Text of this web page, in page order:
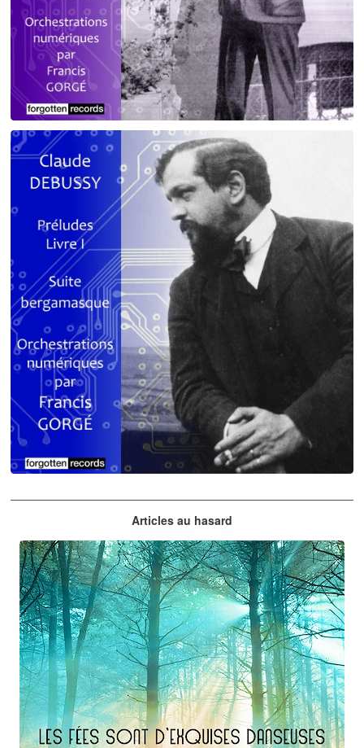
Debussy - Schmitt - Ravel
orchestrations numériques par Francis Gorgé
Articles au hasard